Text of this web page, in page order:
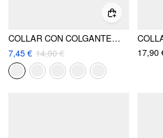
COLLAR CON COLGANTE DE CIRCONIO DE CONSTELACIÓN
7,45 € 14,90 €
17,90